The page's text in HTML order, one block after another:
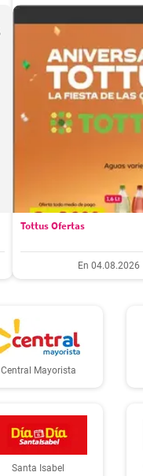
Tottus Ofertas
En 04.08.2026
Central Mayorista
Santa Isabel